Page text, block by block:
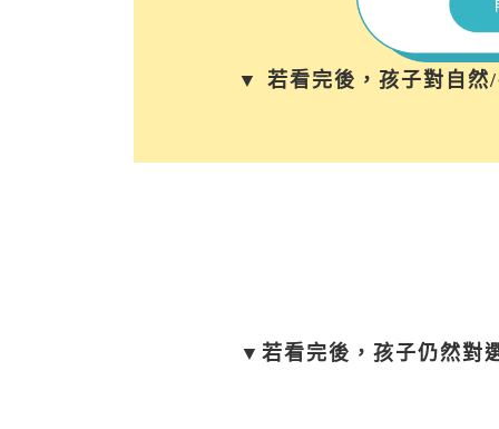
▼ 若看完後，孩子對自然
▼若看完後，孩子仍然對